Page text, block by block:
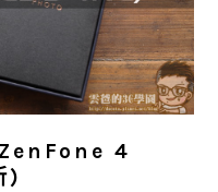
4
)